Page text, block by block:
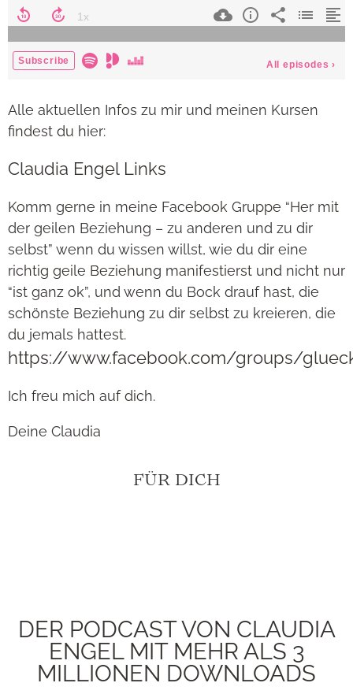
Alle aktuellen Infos zu mir und meinen Kursen
findest du hier:
Claudia Engel Links
Komm gerne in meine Facebook Gruppe “Her mit
der geilen Beziehung – zu anderen und zu dir
selbst” wenn du wissen willst, wie du dir eine
richtig geile Beziehung manifestierst und nicht nur
“ist ganz ok”, und wenn du Bock drauf hast, die
schönste Beziehung zu dir selbst zu kreieren, die
du jemals hattest.
https://www.facebook.com/groups/
Ich freu mich auf dich.
Deine Claudia
FÜR DICH
DER PODCAST VON CLAUDIA
ENGEL MIT MEHR ALS 3
MILLIONEN DOWNLOADS